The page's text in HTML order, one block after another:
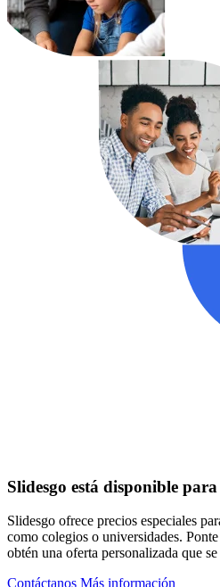
Slidesgo está disponible
Slidesgo ofrece precios especiales
como colegios o universidades.
obtén una oferta personalizada que
Contáctanos Más información